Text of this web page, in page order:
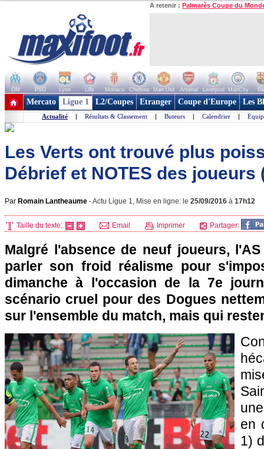
A retenir : Palmarès Coupe du
OM PSG Lyon Lille Monaco Chelsea Man Utd Arsenal Liverpool ManCity
+ de clubs
Mercato Ligue 1 L2/Coupes Etranger Coupe d'Europe Les
Actualité | Résultats & Classement | Buteurs | Calendrier |
Les Verts ont trouvé plus
Débrief et NOTES des joueurs
Par Romain Lantheaume -Actu Ligue 1, Mise en ligne: le 25/09/2016 à 17h12
Taille du texte: Email Imprimer Partager:
Malgré l'absence de neuf joueurs,
parler son froid réalisme pour
dimanche à l'occasion de la 7e
scénario cruel pour des Dogues
sur l'ensemble du match, mais qui
en
1)